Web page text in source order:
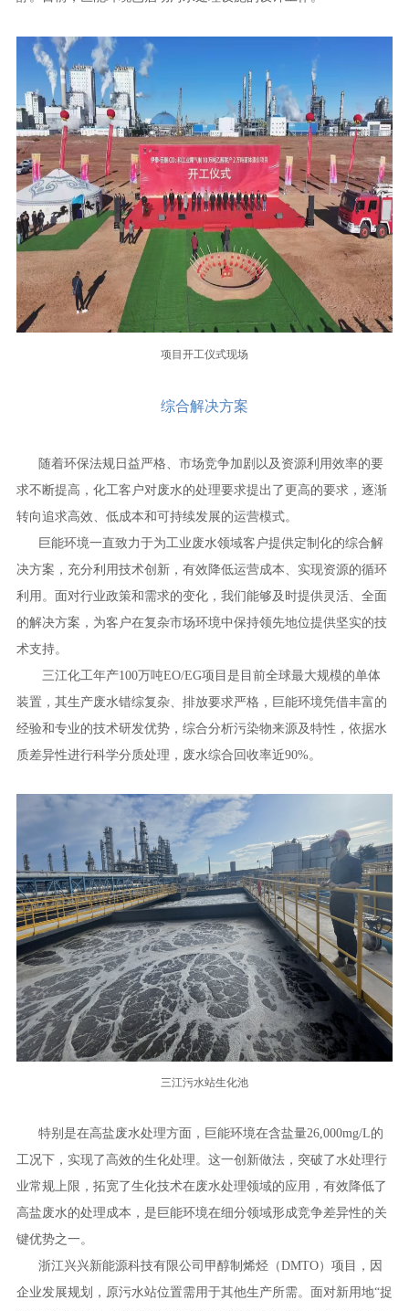
项目开工仪式现场
综合解决方案
随着环保法规日益严格、市场竞争加剧以及资源利用效率的要
求不断提高，化工客户对废水的处理要求提出了更高的要求，逐渐
转向追求高效、低成本和可持续发展的运营模式。
巨能环境一直致力于为工业废水领域客户提供定制化的综合解
决方案，充分利用技术创新，有效降低运营成本、实现资源的循环
利用。面对行业政策和需求的变化，我们能够及时提供灵活、全面
的解决方案，为客户在复杂市场环境中保持领先地位提供坚实的技
术支持。
三江化工年产100万吨EO/EG项目是目前全球最大规模的单体
装置，其生产废水错综复杂、排放要求严格，巨能环境凭借丰富的
经验和专业的技术研发优势，综合分析污染物来源及特性，依据水
质差异性进行科学分质处理，废水综合回收率近90%。
三江污水站生化池
特别是在高盐废水处理方面，巨能环境在含盐量26,000mg/L的
工况下，实现了高效的生化处理。这一创新做法，突破了水处理行
业常规上限，拓宽了生化技术在废水处理领域的应用，有效降低了
高盐废水的处理成本，是巨能环境在细分领域形成竞争差异性的关
键优势之一。
浙江兴兴新能源科技有限公司甲醇制烯烃（DMTO）项目，因
企业发展规划，原污水站位置需用于其他生产所需。面对新用地“捉